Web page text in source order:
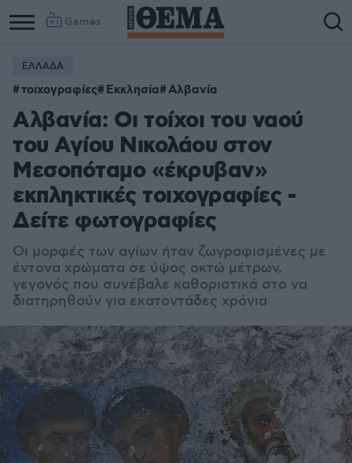
Games
ΕΛΛΑΔΑ
τοιχογραφίες Εκκλησία Αλβανία
Αλβανία: Οι τοίχοι του ναού
του Αγίου Νικολάου στον
Μεσοπόταμο «έκρυβαν»
εκπληκτικές τοιχογραφίες -
Δείτε φωτογραφίες
Οι μορφές των αγίων ήταν ζωγραφισμένες με
έντονα χρώματα σε ύψος οκτώ μέτρων,
γεγονός που συνέβαλε καθοριστικά στο να
διατηρηθούν για εκατοντάδες χρόνια